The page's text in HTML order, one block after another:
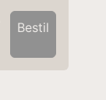
Bestil